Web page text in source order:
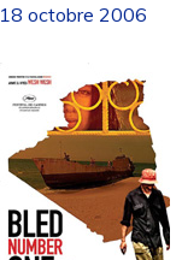
octobre 2006